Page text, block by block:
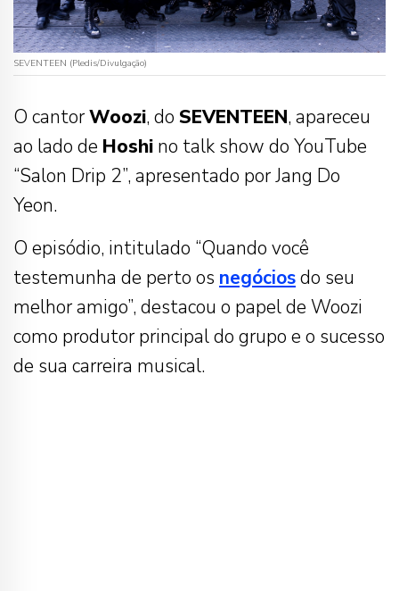
SEVENTEEN (Pledis/Divulgação)
O cantorWoozi, do SEVENTEEN, apareceu
ao lado de Hoshi no talk show do YouTube
“Salon Drip 2”, apresentado por Jang Do
Yeon.
O episódio, intitulado “Quando você
testemunha de perto os negóciosdo seu
melhor amigo”, destacou o papel de Woozi
como produtor principal do grupo e o sucesso
de sua carreira musical.